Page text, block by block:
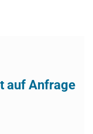
auf Anfrage